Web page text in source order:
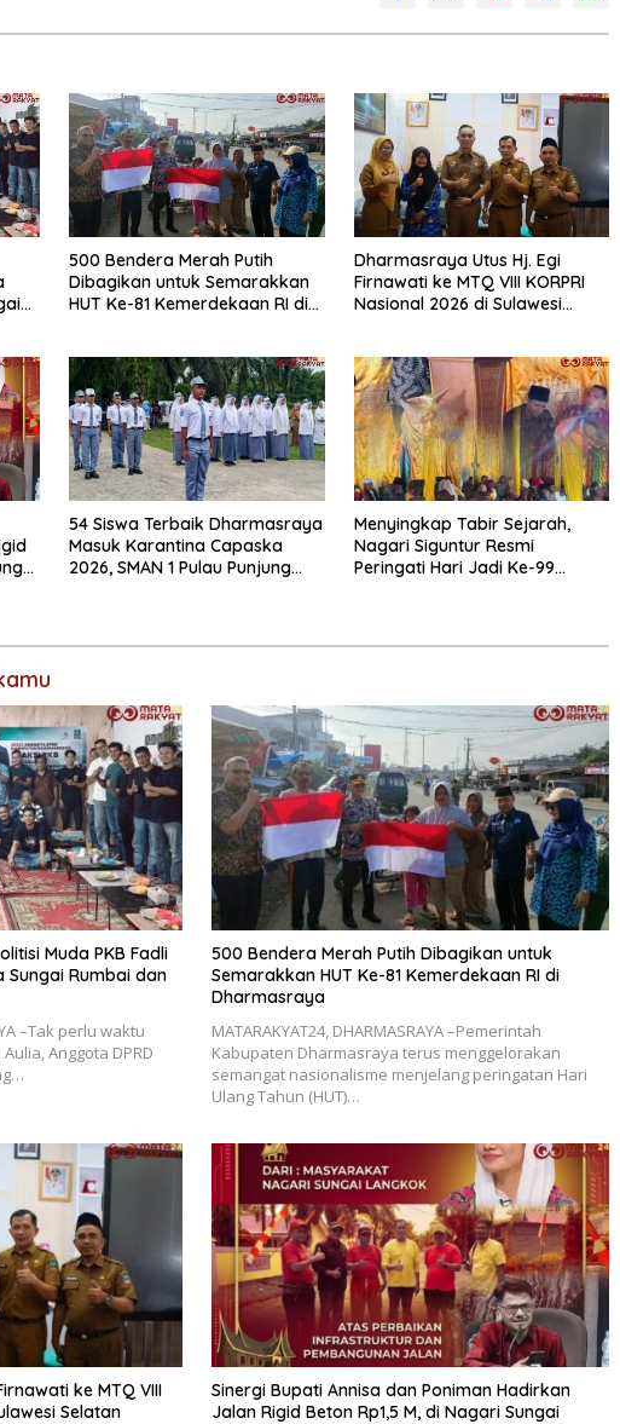
500 Bendera Merah Putih
Dibagikan untuk Semarakkan
HUT Ke-81 Kemerdekaan RI di
Dharmasraya Utus Hj. Egi
Firnawati ke MTQ VIII KORPRI
Nasional 2026 di Sulawesi
54 Siswa Terbaik Dharmasraya
Masuk Karantina Capaska
2026, SMAN 1 Pulau Punjung
Menyingkap Tabir Sejarah,
Nagari Siguntur Resmi
Peringati Hari Jadi Ke-99
Muda PKB Fadli
Sungai Rumbai dan
–Tak perlu waktu
Anggota DPRD
500 Bendera Merah Putih Dibagikan untuk
Semarakkan HUT Ke-81 Kemerdekaan RI di
Dharmasraya
MATARAKYAT24, DHARMASRAYA –Pemerintah
Kabupaten Dharmasraya terus menggelorakan
semangat nasionalisme menjelang peringatan Hari
Ulang Tahun (HUT)…
ke MTQ VIII
Selatan
Sinergi Bupati Annisa dan Poniman Hadirkan
Jalan Rigid Beton Rp1,5 M, di Nagari Sungai